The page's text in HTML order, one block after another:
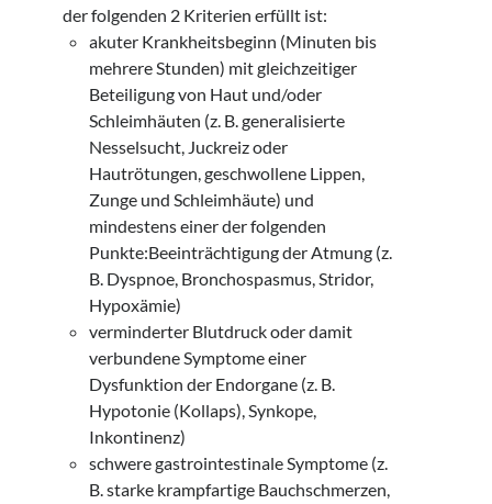
der folgenden 2 Kriterien erfüllt ist:
akuter Krankheitsbeginn (Minuten bis
mehrere Stunden) mit gleichzeitiger
Beteiligung von Haut und/oder
Schleimhäuten (z. B. generalisierte
Nesselsucht, Juckreiz oder
Hautrötungen, geschwollene Lippen,
Zunge und Schleimhäute) und
mindestens einer der folgenden
Punkte:Beeinträchtigung der Atmung (z.
B. Dyspnoe, Bronchospasmus, Stridor,
Hypoxämie)
verminderter Blutdruck oder damit
verbundene Symptome einer
Dysfunktion der Endorgane (z. B.
Hypotonie (Kollaps), Synkope,
Inkontinenz)
schwere gastrointestinale Symptome (z.
B. starke krampfartige Bauchschmerzen,